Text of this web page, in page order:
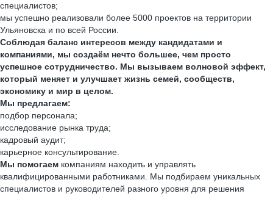
специалистов;
мы успешно реализовали более 5000 проектов на территории
Ульяновска и по всей России.
Соблюдая баланс интересов между кандидатами и
компаниями, мы создаём нечто большее, чем просто
успешное сотрудничество. Мы вызываем волновой эффект,
который меняет и улучшает жизнь семей, сообществ,
экономику и мир в целом.
Мы предлагаем:
подбор персонала;
исследование рынка труда;
кадровый аудит;
карьерное консультирование.
Мы помогаем компаниям находить и управлять
квалифицированными работниками. Мы подбираем уникальных
специалистов и руководителей разного уровня для решения